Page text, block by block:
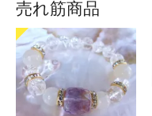
売れ筋商品